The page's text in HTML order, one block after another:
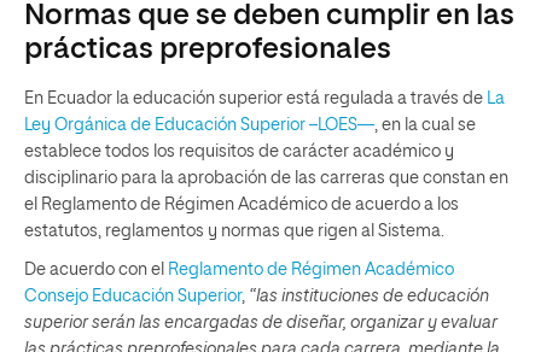
Normas que se deben cumplir en las
prácticas preprofesionales
En Ecuador la educación superior está regulada a través de La
Ley Orgánica de Educación Superior –LOES—, en la cual se
establece todos los requisitos de carácter académico y
disciplinario para la aprobación de las carreras que constan en
el Reglamento de Régimen Académico de acuerdo a los
estatutos, reglamentos y normas que rigen al Sistema.
De acuerdo con el Reglamento de Régimen Académico
Consejo Educación Superior, “las instituciones de educación
superior serán las encargadas de diseñar, organizar y evaluar